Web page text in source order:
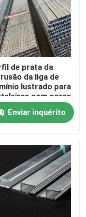
do moinho
cor
de prata da
da liga de
lustrado para
com cores
Enviar inquérito